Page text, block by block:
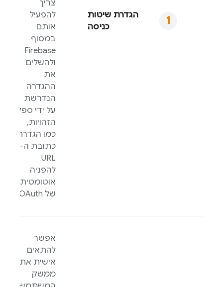
הגדרת שיטות
כניסה
צריך
להפעיל
אותם
במסוף
Firebase
ולהשלים
את
ההגדרה
הנדרשת
על ידי ספק
הזהויות,
כמו הגדרת
כתובת ה-
URL
להפניה
אוטומטית
של OAuth.
אפשר
להתאים
אישית את
ממשק